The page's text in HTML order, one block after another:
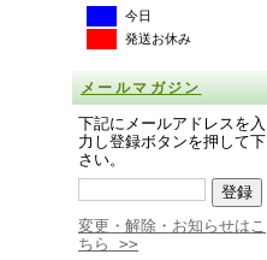
今日
発送お休み
メールマガジン
下記にメールアドレスを入
力し登録ボタンを押して下
さい。
変更・解除・お知らせはこ
ちら >>